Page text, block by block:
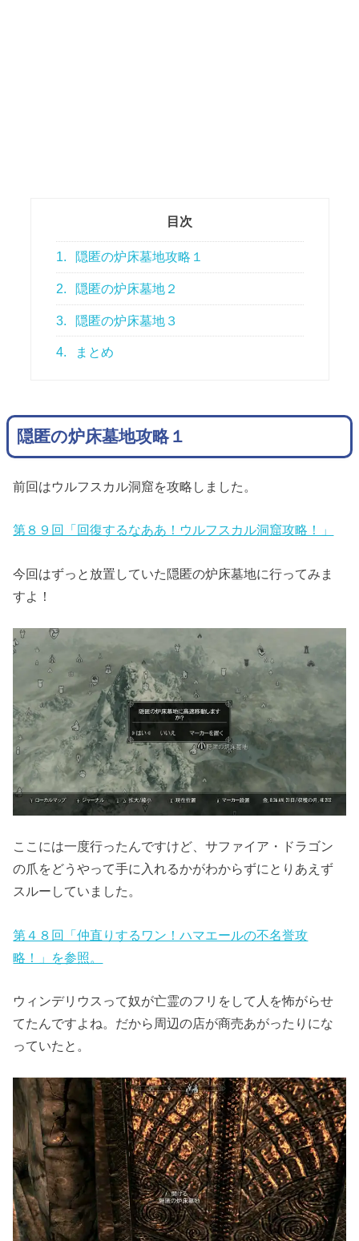
目次
1. 隠匿の炉床墓地攻略１
2. 隠匿の炉床墓地２
3. 隠匿の炉床墓地３
4. まとめ
隠匿の炉床墓地攻略１
前回はウルフスカル洞窟を攻略しました。
第８９回「回復するなああ！ウルフスカル洞窟攻略！」
今回はずっと放置していた隠匿の炉床墓地に行ってみま
すよ！
ここには一度行ったんですけど、サファイア・ドラゴン
の爪をどうやって手に入れるかがわからずにとりあえず
スルーしていました。
第４８回「仲直りするワン！ハマエールの不名誉攻
略！」を参照。
ウィンデリウスって奴が亡霊のフリをして人を怖がらせ
てたんですよね。だから周辺の店が商売あがったりにな
っていたと。